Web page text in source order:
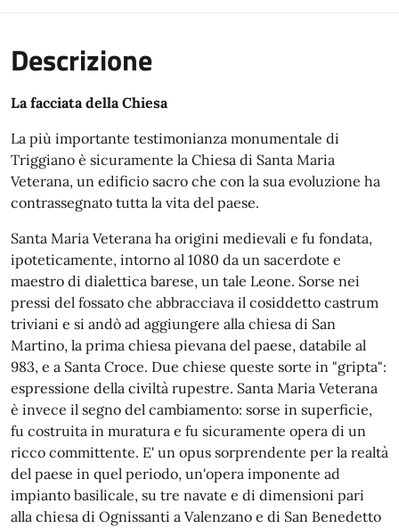
Descrizione
La facciata della Chiesa
La più importante testimonianza monumentale di
Triggiano è sicuramente la Chiesa di Santa Maria
Veterana, un edificio sacro che con la sua evoluzione ha
contrassegnato tutta la vita del paese.
Santa Maria Veterana ha origini medievali e fu fondata,
ipoteticamente, intorno al 1080 da un sacerdote e
maestro di dialettica barese, un tale Leone. Sorse nei
pressi del fossato che abbracciava il cosiddetto castrum
triviani e si andò ad aggiungere alla chiesa di San
Martino, la prima chiesa pievana del paese, databile al
983, e a Santa Croce. Due chiese queste sorte in "gripta":
espressione della civiltà rupestre. Santa Maria Veterana
è invece il segno del cambiamento: sorse in superficie,
fu costruita in muratura e fu sicuramente opera di un
ricco committente. E' un opus sorprendente per la realtà
del paese in quel periodo, un'opera imponente ad
impianto basilicale, su tre navate e di dimensioni pari
alla chiesa di Ognissanti a Valenzano e di San Benedetto